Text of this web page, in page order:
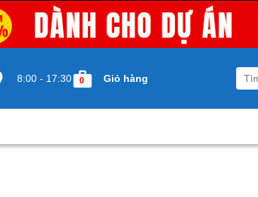
8:00 - 17:30 0 Giỏ hàng
Tìm
kiếm: